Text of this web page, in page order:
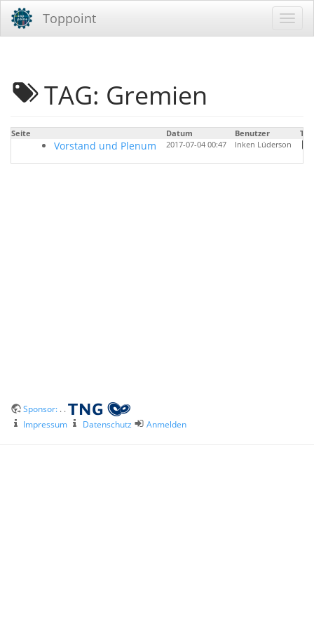
Toppoint
TAG: Gremien
Seite Datum Benutzer
Vorstand und Plenum 2017-07-04 00:47 Inken Lüderson
Sponsor: . .
Impressum
Datenschutz Anmelden